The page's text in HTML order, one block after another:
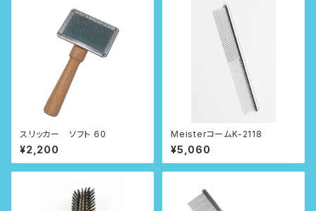
スリッカー ソフト 60
¥2,200
MeisterコームK-2118
¥5,060